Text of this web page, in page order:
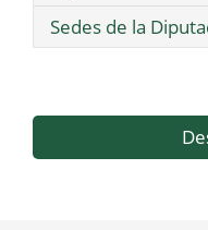
Sedes de la